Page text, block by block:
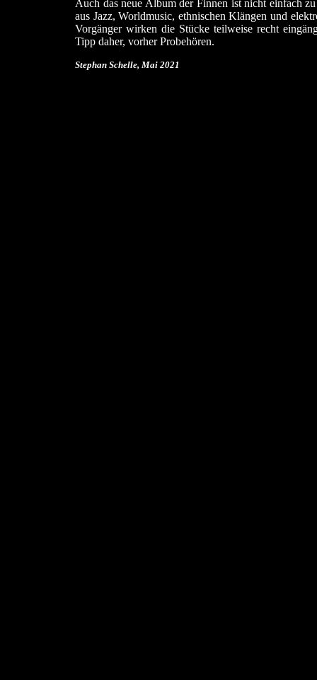
Auch das neue Album der Finnen ist nicht einfach
aus Jazz, Worldmusic, ethnischen Klängen und
Vorgänger wirken die Stücke teilweise recht
Tipp daher, vorher Probehören.
Stephan Schelle, Mai 2021